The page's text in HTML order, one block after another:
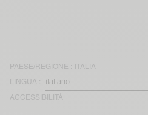
PAESE/REGIONE :
ITALIA
LINGUA :
ACCESSIBILITÀ